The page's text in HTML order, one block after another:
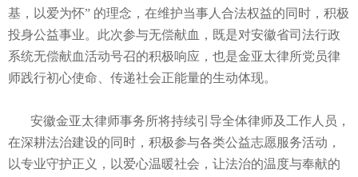
基，以爱为怀” 的理念，在维护当事人合法权益的同时，积极
投身公益事业。此次参与无偿献血，既是对安徽省司法行政
系统无偿献血活动号召的积极响应，也是金亚太律所党员律
师践行初心使命、传递社会正能量的生动体现。
安徽金亚太律师事务所将持续引导全体律师及工作人员，
在深耕法治建设的同时，积极参与各类公益志愿服务活动，
以专业守护正义，以爱心温暖社会，让法治的温度与奉献的